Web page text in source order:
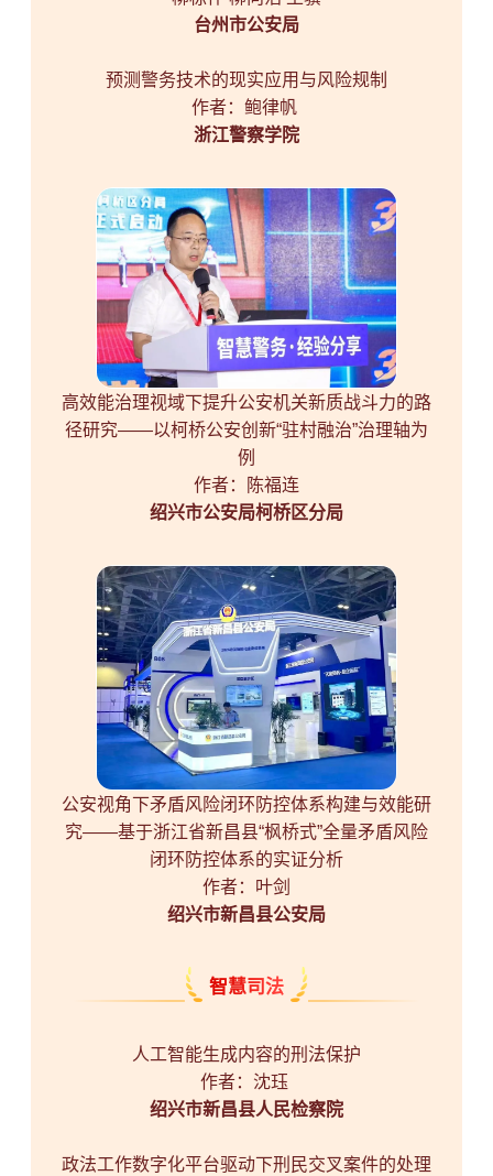
台州市公安局
预测警务技术的现实应用与风险规制
作者：鲍律帆
浙江警察学院
高效能治理视域下提升公安机关新质战斗力的路
径研究——以柯桥公安创新“驻村融治”治理轴为
例
作者：陈福连
绍兴市公安局柯桥区分局
公安视角下矛盾风险闭环防控体系构建与效能研
究——基于浙江省新昌县“枫桥式”全量矛盾风险
闭环防控体系的实证分析
作者：叶剑
绍兴市新昌县公安局
智慧司法
人工智能生成内容的刑法保护
作者：沈珏
绍兴市新昌县人民检察院
政法工作数字化平台驱动下刑民交叉案件的处理